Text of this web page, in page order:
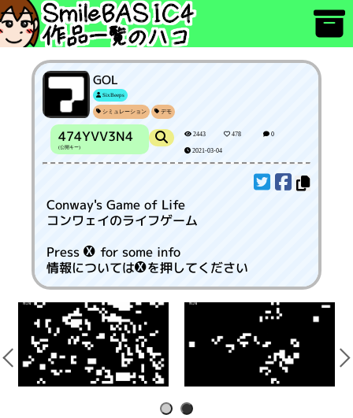
GOL
SixBeeps
シミュレーション デモ
474YVV3N4
(公開キー)
2443 478 0
2021-03-04
Conway's Game of Life
コンワェイのライフゲーム
Press  for some info
情報についてはを押してください
1 2